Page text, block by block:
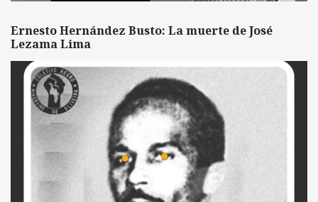
Ernesto Hernández Busto: La muerte de José
Lezama Lima